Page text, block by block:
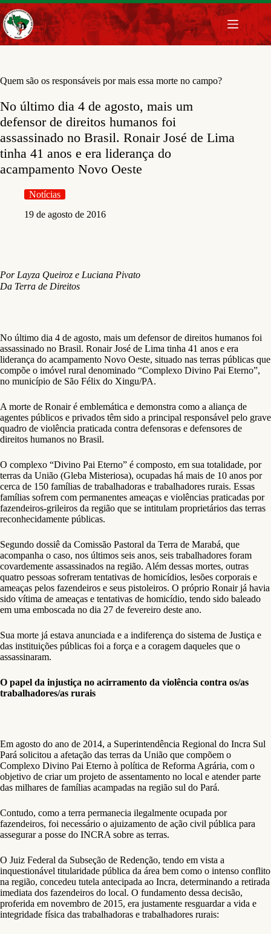
Pular
para
o
conteúdo
Quem são os responsáveis por mais essa morte no campo?
No último dia 4 de agosto, mais um
defensor de direitos humanos foi
assassinado no Brasil. Ronair José de Lima
tinha 41 anos e era liderança do
acampamento Novo Oeste
Notícias
19 de agosto de 2016
Por Layza Queiroz e Luciana Pivato
Da Terra de Direitos
No último dia 4 de agosto, mais um defensor de direitos humanos foi
assassinado no Brasil. Ronair José de Lima tinha 41 anos e era
liderança do acampamento Novo Oeste, situado nas terras públicas que
compõe o imóvel rural denominado “Complexo Divino Pai Eterno”,
no município de São Félix do Xingu/PA.
A morte de Ronair é emblemática e demonstra como a aliança de
agentes públicos e privados têm sido a principal responsável pelo grave
quadro de violência praticada contra defensoras e defensores de
direitos humanos no Brasil.
O complexo “Divino Pai Eterno” é composto, em sua totalidade, por
terras da União (Gleba Misteriosa), ocupadas há mais de 10 anos por
cerca de 150 famílias de trabalhadoras e trabalhadores rurais. Essas
famílias sofrem com permanentes ameaças e violências praticadas por
fazendeiros-grileiros da região que se intitulam proprietários das terras
reconhecidamente públicas.
Segundo dossiê da Comissão Pastoral da Terra de Marabá, que
acompanha o caso, nos últimos seis anos, seis trabalhadores foram
covardemente assassinados na região. Além dessas mortes, outras
quatro pessoas sofreram tentativas de homicídios, lesões corporais e
ameaças pelos fazendeiros e seus pistoleiros. O próprio Ronair já havia
sido vítima de ameaças e tentativas de homicídio, tendo sido baleado
em uma emboscada no dia 27 de fevereiro deste ano.
Sua morte já estava anunciada e a indiferença do sistema de Justiça e
das instituições públicas foi a força e a coragem daqueles que o
assassinaram.
O papel da injustiça no acirramento da violência contra os/as
trabalhadores/as rurais
Em agosto do ano de 2014, a Superintendência Regional do Incra Sul
Pará solicitou a afetação das terras da União que compõem o
Complexo Divino Pai Eterno à política de Reforma Agrária, com o
objetivo de criar um projeto de assentamento no local e atender parte
das milhares de famílias acampadas na região sul do Pará.
Contudo, como a terra permanecia ilegalmente ocupada por
fazendeiros, foi necessário o ajuizamento de ação civil pública para
assegurar a posse do INCRA sobre as terras.
O Juiz Federal da Subseção de Redenção, tendo em vista a
inquestionável titularidade pública da área bem como o intenso conflito
na região, concedeu tutela antecipada ao Incra, determinando a retirada
imediata dos fazendeiros do local. O fundamento dessa decisão,
proferida em novembro de 2015, era justamente resguardar a vida e
integridade física das trabalhadoras e trabalhadores rurais: